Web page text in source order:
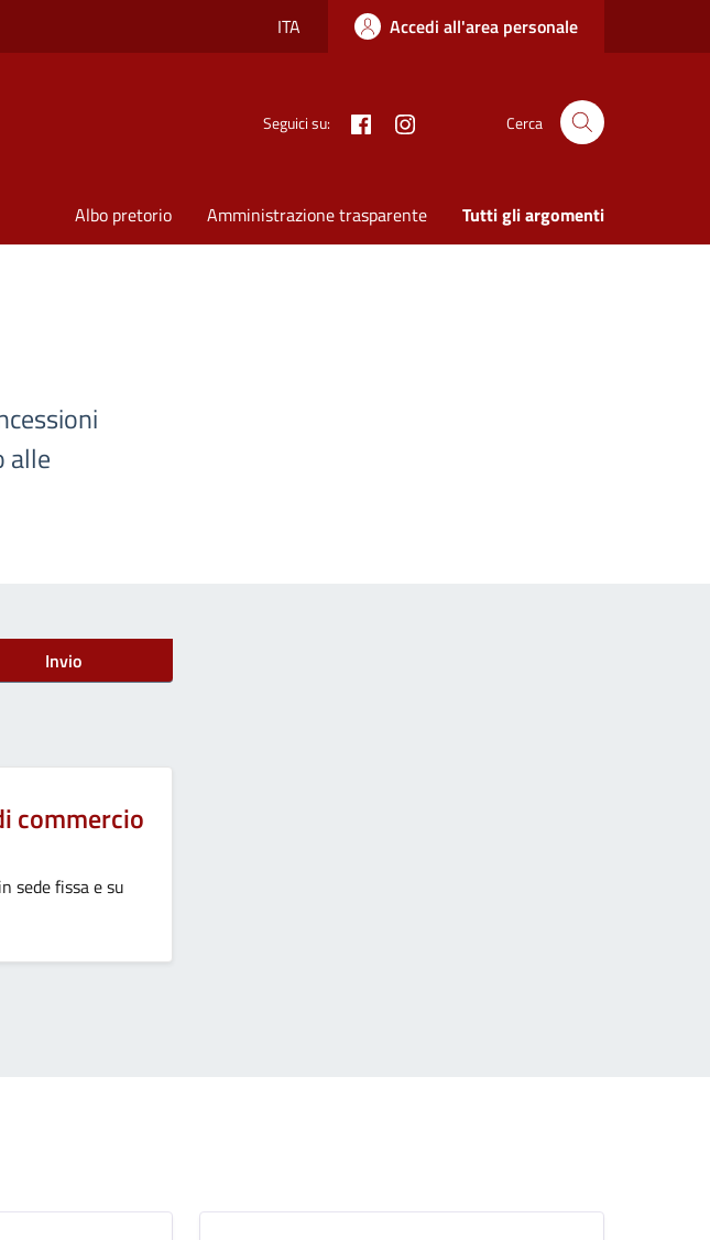
ITA Accedi all'area personale
Seguici su: Facebook Cerca
Albo pretorio Amministrazione trasparente Tutti gli argomenti
alle
Invio
commercio
sede fissa e su